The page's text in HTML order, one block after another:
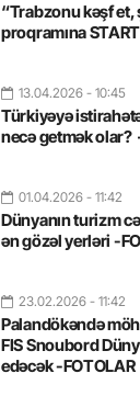
“Trabzonu kəşf et,
proqramına
13.04.2026 - 10:45
Türkiyəyə
necə getmək olar?
01.04.2026 - 11:42
Dünyanın turizm
ən gözəl yerləri -
23.02.2026 - 11:42
Palandökəndə
FIS Snoubord
edəcək -FOTOLAR